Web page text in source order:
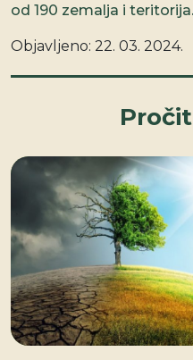
od 190 zemalja i teritorija.
Objavljeno: 22. 03. 2024.